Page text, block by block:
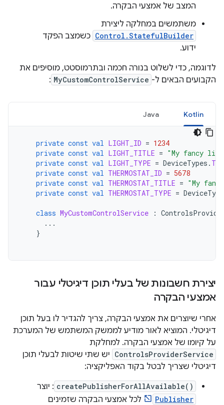
המצב של אמצעי הבקרה.
משתמשים במחלקה ליצירת
Control.StatefulBuilder כשמצב הפקד
ידוע.
לדוגמה, כדי לשלוט בנורה חכמה ובתרמוסטט, מוסיפים את
הקבועים הבאים ל- MyCustomControlService
:
Kotlin
Java
private const val LIGHT_ID = 1234
private const val LIGHT_TITLE = "My fancy
private const val LIGHT_TYPE = DeviceTypes .
private const val THERMOSTAT_ID = 5678
private const val THERMOSTAT_TITLE = "My
private const val THERMOSTAT_TYPE =
class MyCustomControlService :
...
}
יצירת חשבונות של בעלי תוכן דיגיטלי עבור
אמצעי הבקרה
אחרי שיוצרים את אמצעי הבקרה, צריך להגדיר לו בעל תוכן
דיגיטלי. המוציא לאור מודיע לממשק המשתמש של המערכת
על קיומו של אמצעי הבקרה. למחלקת
ControlsProviderService יש שתי שיטות לבעלי תוכן
דיגיטלי שצריך לבטל בקוד האפליקציה:
createPublisherForAllAvailable() : יוצר
Publisher
לכל אמצעי הבקרה שזמינים